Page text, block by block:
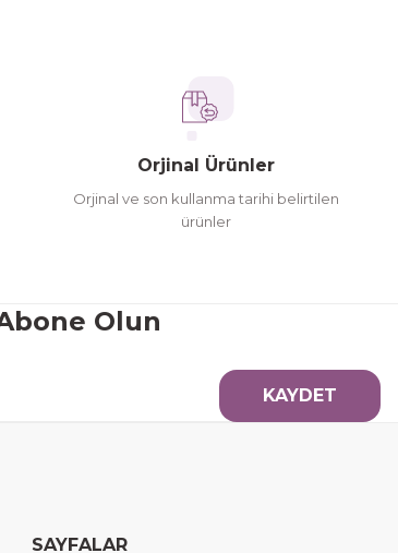
Orjinal Ürünler
Orjinal ve son kullanma tarihi belirtilen
ürünler
Olun
KAYDET
SAYFALAR